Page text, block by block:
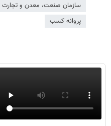
سازمان صنعت، معدن و تجارت
پروانه کسب